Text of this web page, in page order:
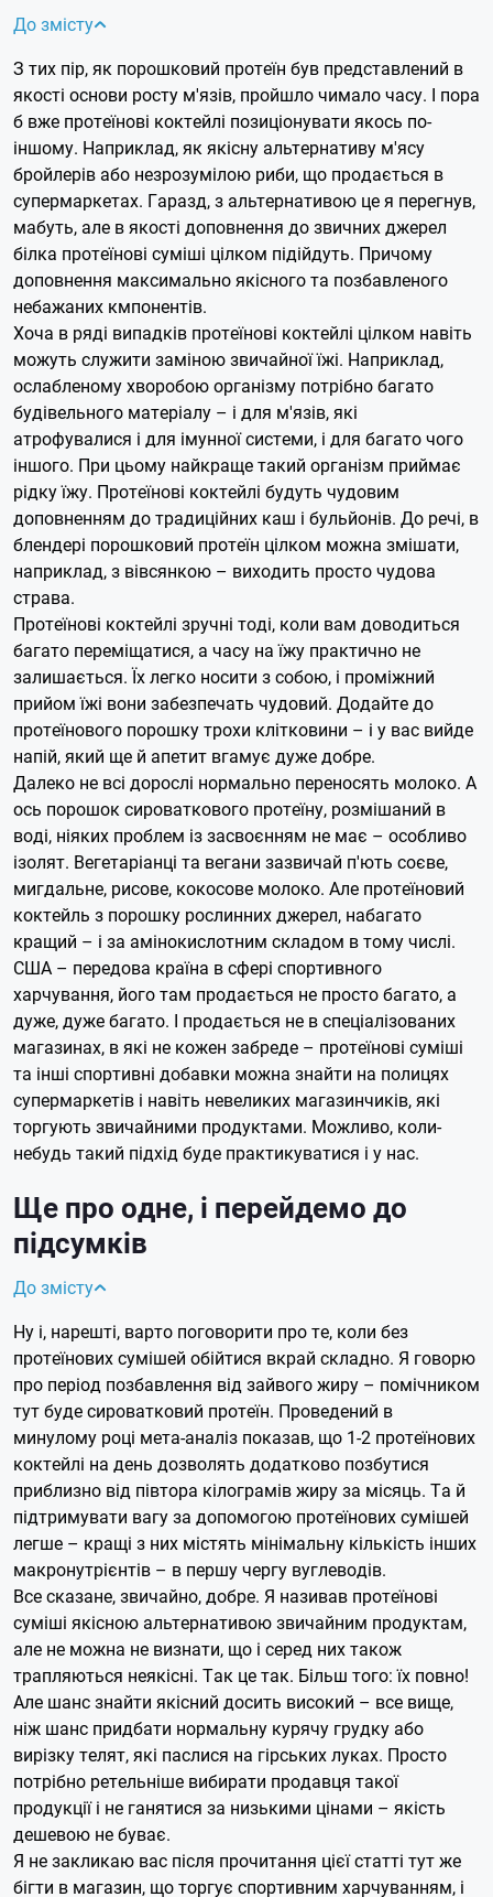
До змісту
З тих пір, як порошковий протеїн був представлений в
якості основи росту м'язів, пройшло чимало часу. І пора
б вже протеїнові коктейлі позиціонувати якось по-
іншому. Наприклад, як якісну альтернативу м'ясу
бройлерів або незрозумілою риби, що продається в
супермаркетах. Гаразд, з альтернативою це я перегнув,
мабуть, але в якості доповнення до звичних джерел
білка протеїнові суміші цілком підійдуть. Причому
доповнення максимально якісного та позбавленого
небажаних кмпонентів.
Хоча в ряді випадків протеїнові коктейлі цілком навіть
можуть служити заміною звичайної їжі. Наприклад,
ослабленому хворобою організму потрібно багато
будівельного матеріалу – і для м'язів, які
атрофувалися і для імунної системи, і для багато чого
іншого. При цьому найкраще такий організм приймає
рідку їжу. Протеїнові коктейлі будуть чудовим
доповненням до традиційних каш і бульйонів. До речі, в
блендері порошковий протеїн цілком можна змішати,
наприклад, з вівсянкою – виходить просто чудова
страва.
Протеїнові коктейлі зручні тоді, коли вам доводиться
багато переміщатися, а часу на їжу практично не
залишається. Їх легко носити з собою, і проміжний
прийом їжі вони забезпечать чудовий. Додайте до
протеїнового порошку трохи клітковини – і у вас вийде
напій, який ще й апетит вгамує дуже добре.
Далеко не всі дорослі нормально переносять молоко. А
ось порошок сироваткового протеїну, розмішаний в
воді, ніяких проблем із засвоєнням не має – особливо
ізолят. Вегетаріанці та вегани зазвичай п'ють соєве,
мигдальне, рисове, кокосове молоко. Але протеїновий
коктейль з порошку рослинних джерел, набагато
кращий – і за амінокислотним складом в тому числі.
США – передова країна в сфері спортивного
харчування, його там продається не просто багато, а
дуже, дуже багато. І продається не в спеціалізованих
магазинах, в які не кожен забреде – протеїнові суміші
та інші спортивні добавки можна знайти на полицях
супермаркетів і навіть невеликих магазинчиків, які
торгують звичайними продуктами. Можливо, коли-
небудь такий підхід буде практикуватися і у нас.
Ще про одне, і перейдемо до
підсумків
До змісту
Ну і, нарешті, варто поговорити про те, коли без
протеїнових сумішей обійтися вкрай складно. Я говорю
про період позбавлення від зайвого жиру – помічником
тут буде сироватковий протеїн. Проведений в
минулому році мета-аналіз показав, що 1-2 протеїнових
коктейлі на день дозволять додатково позбутися
приблизно від півтора кілограмів жиру за місяць. Та й
підтримувати вагу за допомогою протеїнових сумішей
легше – кращі з них містять мінімальну кількість інших
макронутрієнтів – в першу чергу вуглеводів.
Все сказане, звичайно, добре. Я називав протеїнові
суміші якісною альтернативою звичайним продуктам,
але не можна не визнати, що і серед них також
трапляються неякісні. Так це так. Більш того: їх повно!
Але шанс знайти якісний досить високий – все вище,
ніж шанс придбати нормальну курячу грудку або
вирізку телят, які паслися на гірських луках. Просто
потрібно ретельніше вибирати продавця такої
продукції і не ганятися за низькими цінами – якість
дешевою не буває.
Я не закликаю вас після прочитання цієї статті тут же
бігти в магазин, що торгує спортивним харчуванням, і